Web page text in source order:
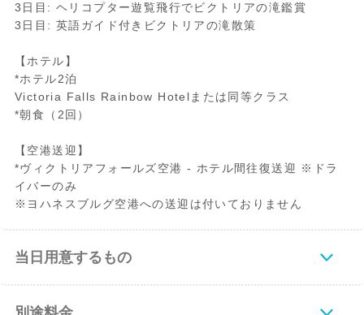
3日目: ヘリコプター遊覧飛行でビクトリアの滝鑑賞
3日目: 英語ガイド付きビクトリアの滝散策
【ホテル】
*ホテル2泊
Victoria Falls Rainbow Hotelまたは同等クラス
*朝食（2回）
【空港送迎】
*ヴィクトリアフォールズ空港 - ホテル間往復送迎 ※ドラ
イバーのみ
※ヨハネスブルグ空港への送迎は付いておりません
当日用意するもの